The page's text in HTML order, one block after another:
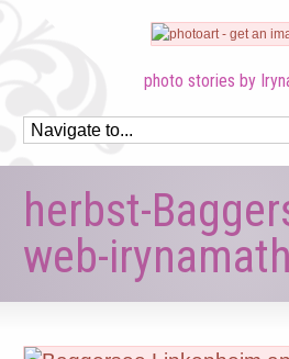
photo stories by
herbst-
web-